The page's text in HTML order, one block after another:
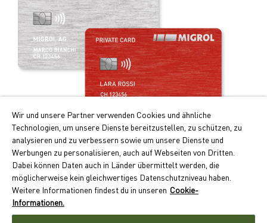
Praticità e vantaggi!
I principali vantaggi della Migrolcard:
Punti Cumulus doppi per i rifornimenti e la ricarica
dell’auto elettrica
Pagamento senza contanti con conteggio mensile
Accettazione capillare in oltre 550 ubicazioni in Svizzera
Wir und unsere Partner verwenden Cookies und ähnliche
Technologien, um unsere Dienste bereitzustellen, zu schützen, zu
analysieren und zu verbessern sowie um unsere Dienste und
Werbungen zu personalisieren, auch auf Webseiten von Dritten.
Dabei können Daten auch in Länder übermittelt werden, die
möglicherweise kein gleichwertiges Datenschutzniveau haben.
Weitere Informationen findest du in unseren Cookie-
Informationen.